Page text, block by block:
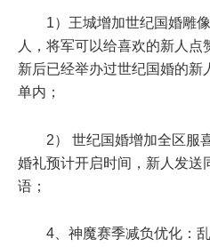
1）王城增加世纪国婚雕
人，将军可以给喜欢的新人
新后已经举办过世纪国婚的新
单内；
2） 世纪国婚增加全区服
婚礼预计开启时间，新人发送
语；
4、神魔赛季减负优化：